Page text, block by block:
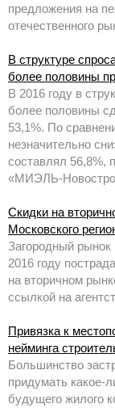
предложения на
отечественного
В структуре
более половины
В 2016 году в
более половины
53,1%. По
незначительно
составлял 56,8%,
«МИЭЛЬ-
Скидки на
Московского
Загородный рынок
2016 году
на вторичном
ссылкой на
Привязка к
нейминга
Большинство
придумать какое-
будущего жилого